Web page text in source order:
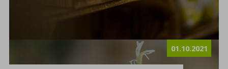
01.10.2021